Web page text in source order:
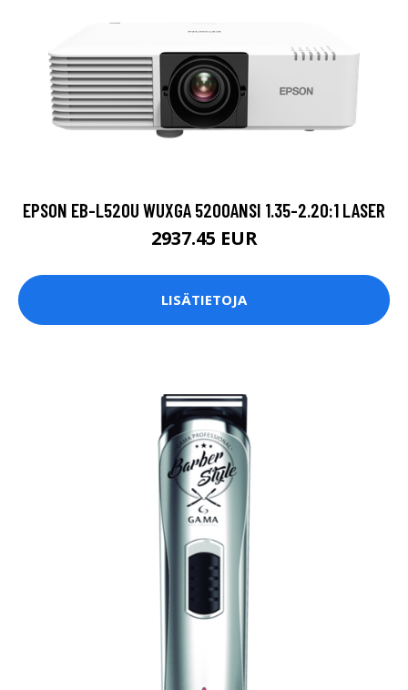
EPSON EB-L520U WUXGA 5200ANSI 1.35-2.20:1 LASER
2937.45 EUR
LISÄTIETOJA